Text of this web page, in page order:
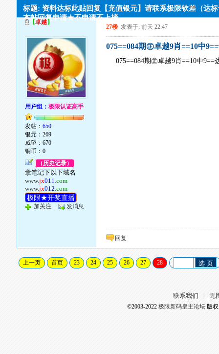
标题: 资料达标此贴回复【充值银元】请联系极限钦差（达
本帖回复申请★不申请不上榜
【卓越】
用户组：极限认证高手
发帖：650
银元：269
威望：670
铜币：0
（历史记录）
拿笔记下以下域名
www.jx011.com
www.jx012.com
极限★开奖直播
加关注 发消息
27楼 发表于: 前天 22:47
075==084期㊣卓越9肖==10中
075==084期㊣卓越9肖==10中9==
回复
上一页 首页 23 24 25 26 27 28 选 页
联系我们 无
©2003-2022 极限新码皇主论坛版权